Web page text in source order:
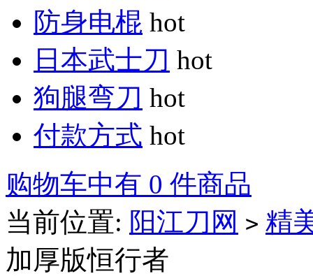
防身电棍 hot
日本武士刀 hot
狗腿弯刀 hot
付款方式 hot
购物车中有 0 件商品
当前位置: 阳江刀网 > 精
加厚版恒行者